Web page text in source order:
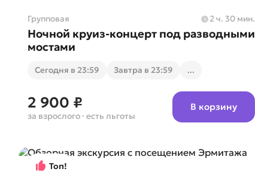
Групповая 2 ч. 30 мин.
Ночной круиз-концерт под разводными
мостами
Cегодня в 23:59 Завтра в 23:59 ...
2 900 ₽
за взрослого · есть льготы
В корзину
Топ!